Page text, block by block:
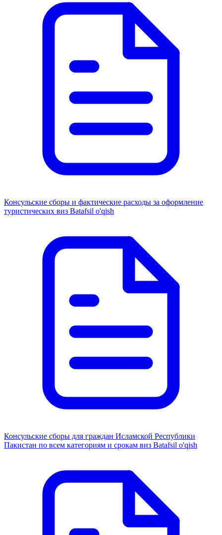
Консульские сборы и фактические расходы за оформление
туристических виз Batafsil o'qish
Консульские сборы для граждан Исламской Республики
Пакистан по всем категориям и срокам виз Batafsil o'qish